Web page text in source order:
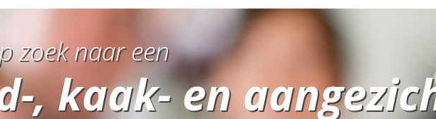
zoek naar een
, kaak- en